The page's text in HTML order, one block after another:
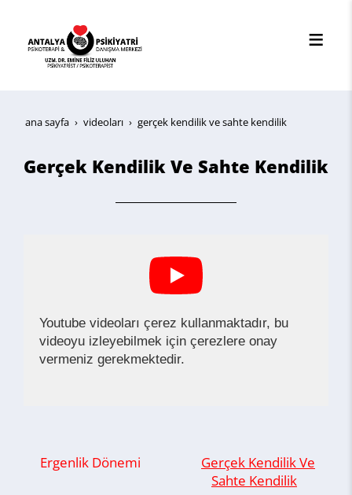
ana sayfa videoları gerçek kendilik ve sahte kendilik
Gerçek Kendilik Ve Sahte Kendilik
Youtube videoları çerez kullanmaktadır, bu
videoyu izleyebilmek için çerezlere onay
vermeniz gerekmektedir.
Ergenlik Dönemi
Gerçek Kendilik Ve
Sahte Kendilik